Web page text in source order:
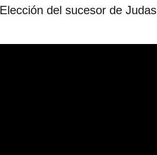
Elección del sucesor de Judas